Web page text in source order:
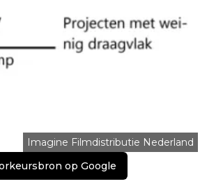
Imagine Filmdistributie Nederland
op Google